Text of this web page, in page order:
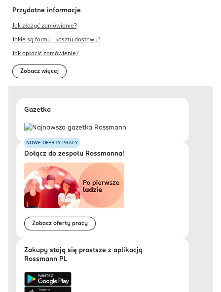
Przydatne informacje
Jak złożyć zamówienie?
Jakie są formy i koszty dostawy?
Jak opłacić zamówienie?
Zobacz więcej
Gazetka
NOWE OFERTY PRACY
Dołącz do zespołu Rossmanna!
Zobacz oferty pracy
Zakupy stają się prostsze z aplikacją
Rossmann PL